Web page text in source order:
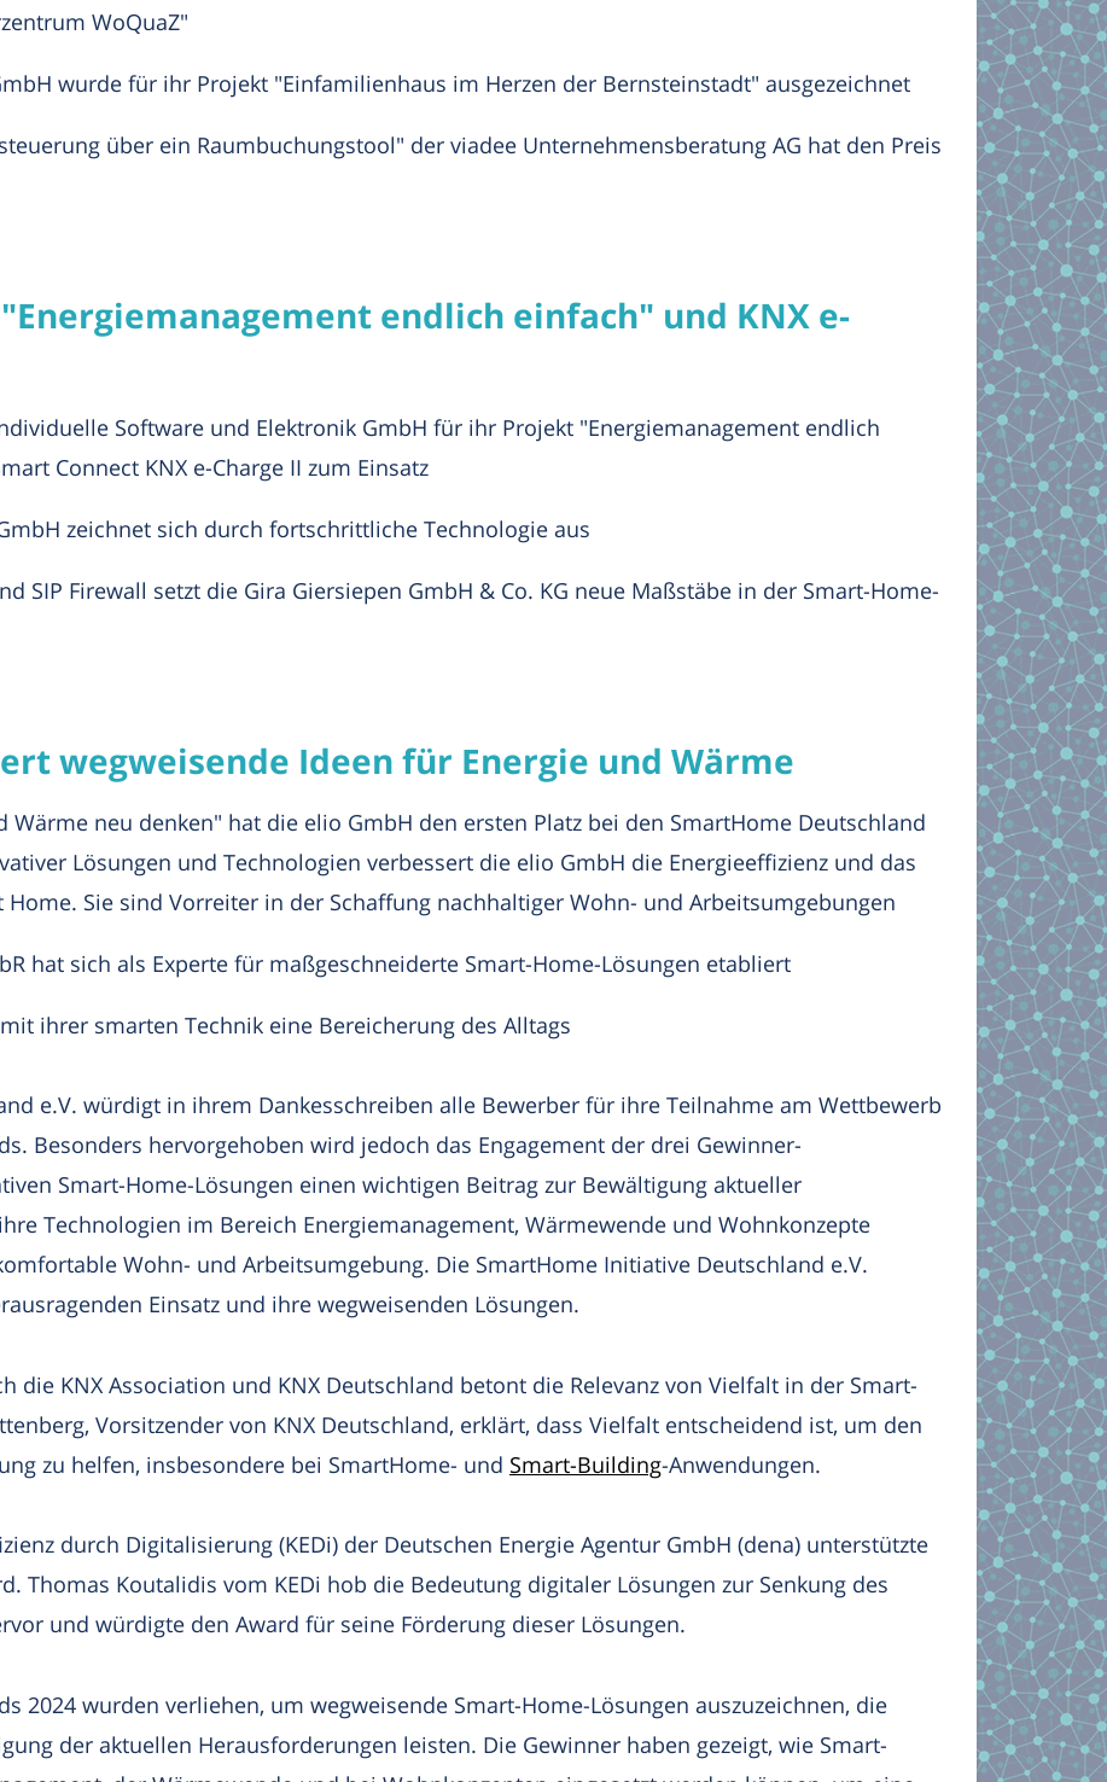
WoQuaZ"
wurde für ihr Projekt "Einfamilienhaus im Herzen der Bernsteinstadt" ausgezeichnet
über ein Raumbuchungstool" der viadee Unternehmensberatung AG hat den Preis
endlich einfach" und KNX e-
Software und Elektronik GmbH für ihr Projekt "Energiemanagement endlich
Connect KNX e-Charge II zum Einsatz
zeichnet sich durch fortschrittliche Technologie aus
SIP Firewall setzt die Gira Giersiepen GmbH & Co. KG neue Maßstäbe in der Smart-Home-
wegweisende Ideen für Energie und Wärme
Wärme neu denken" hat die elio GmbH den ersten Platz bei den SmartHome Deutschland
Lösungen und Technologien verbessert die elio GmbH die Energieeffizienz und das
Sie sind Vorreiter in der Schaffung nachhaltiger Wohn- und Arbeitsumgebungen
hat sich als Experte für maßgeschneiderte Smart-Home-Lösungen etabliert
ihrer smarten Technik eine Bereicherung des Alltags
e.V. würdigt in ihrem Dankesschreiben alle Bewerber für ihre Teilnahme am Wettbewerb
Besonders hervorgehoben wird jedoch das Engagement der drei Gewinner-
Smart-Home-Lösungen einen wichtigen Beitrag zur Bewältigung aktueller
Technologien im Bereich Energiemanagement, Wärmewende und Wohnkonzepte
Wohn- und Arbeitsumgebung. Die SmartHome Initiative Deutschland e.V.
Einsatz und ihre wegweisenden Lösungen.
die KNX Association und KNX Deutschland betont die Relevanz von Vielfalt in der Smart-
Vorsitzender von KNX Deutschland, erklärt, dass Vielfalt entscheidend ist, um den
zu helfen, insbesondere bei SmartHome- und Smart-Building-Anwendungen.
durch Digitalisierung (KEDi) der Deutschen Energie Agentur GmbH (dena) unterstützte
Thomas Koutalidis vom KEDi hob die Bedeutung digitaler Lösungen zur Senkung des
und würdigte den Award für seine Förderung dieser Lösungen.
2024 wurden verliehen, um wegweisende Smart-Home-Lösungen auszuzeichnen, die
der aktuellen Herausforderungen leisten. Die Gewinner haben gezeigt, wie Smart-